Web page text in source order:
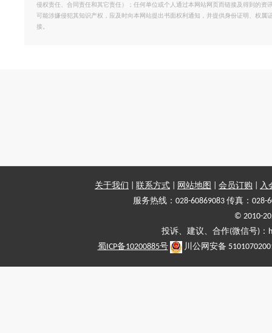
侵权责任、合同责任和其它责任）；任何单位或个人通过本网站网页而链接及得到的
可能涉嫌侵犯其知识产权，应及时向本网站提出书面权利通知，并提供身份证明、权
接。
关于我们 联系方式 网站地图 会员订购
入
服务热线：028-60869083 传真：028-
© 2010-
投诉、建议、合作(微信号)
蜀ICP备10200885号
川公网安备